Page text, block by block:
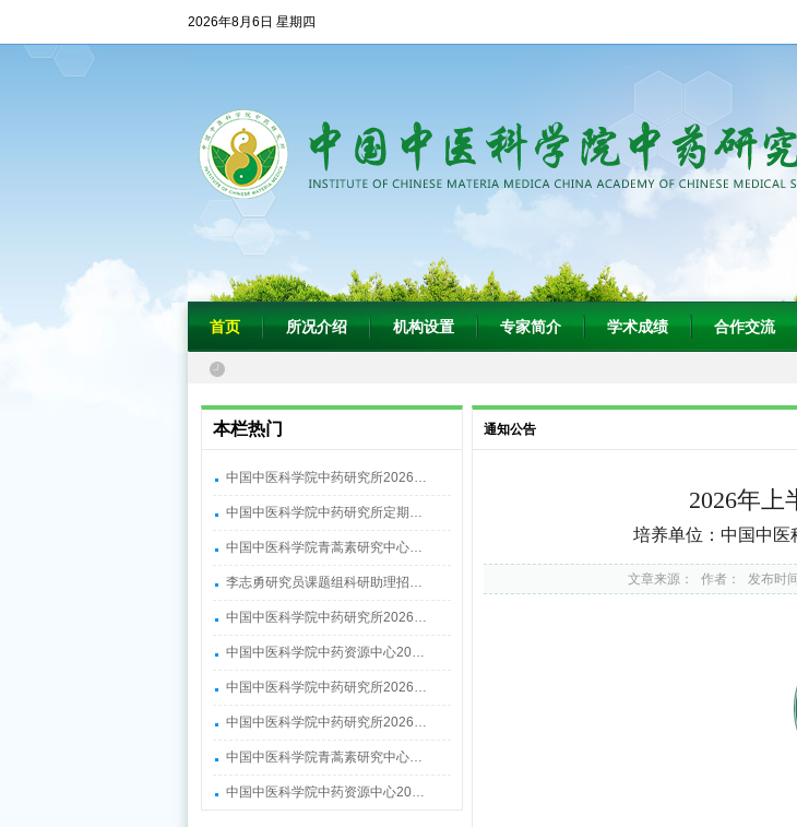
2026年8月6日 星期四
首页 所况介绍 机构设置 专家简介 学术成绩 合作交流
本栏热门
中国中医科学院中药研究所2026…
中国中医科学院中药研究所定期…
中国中医科学院青蒿素研究中心…
李志勇研究员课题组科研助理招…
中国中医科学院中药研究所2026…
中国中医科学院中药资源中心20…
中国中医科学院中药研究所2026…
中国中医科学院中药研究所2026…
中国中医科学院青蒿素研究中心…
中国中医科学院中药资源中心20…
通知公告
2026年上
培养单位：中国中医
文章来源： 作者： 发布时